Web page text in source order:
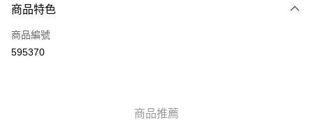
信用卡
AlipayHK
商品特色
商品編號
595370
商品推薦